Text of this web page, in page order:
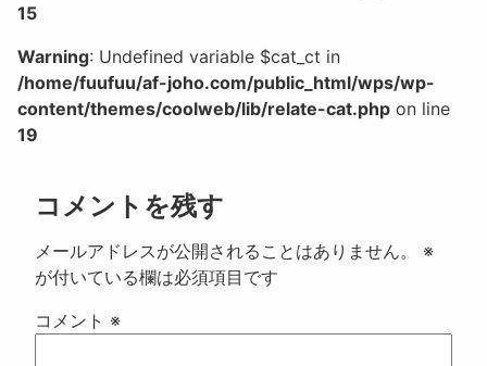
15
Warning: Undefined variable $cat_ct in
/home/fuufuu/af-joho.com/public_html/wps/wp-
content/themes/coolweb/lib/relate-cat.php on line
19
コメントを残す
メールアドレスが公開されることはありません。
※
が付いている欄は必須項目です
コメント ※